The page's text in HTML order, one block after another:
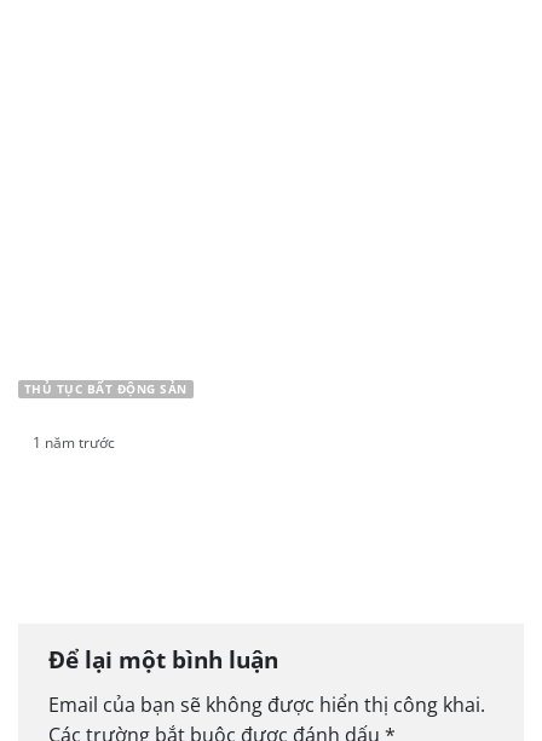
THỦ TỤC BẤT ĐỘNG SẢN
1 năm trước
Để lại một bình luận
Email của bạn sẽ không được hiển thị công khai.
Các trường bắt buộc được đánh dấu *